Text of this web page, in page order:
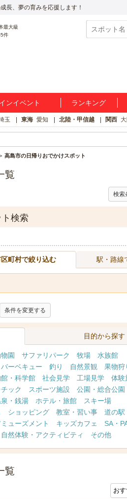
長、夢の育みを応援します！
件
ンイベント ランキング
玉 東海 愛知 北陸・甲信越 関西
高島市の日帰りおでかけスポット
覧
検索
検索
町村で絞り込む 駅・路線
条件を変更する
目的から探す
園 サファリパーク 牧場
水族館
バーベキュー 釣り 自然景観
果物狩
・科学館 社会見学 工場見学 体験
ック スポーツ施設 公園・総合公園
・銭湯 ホテル・旅館
スキー場
ショッピング 教室・習い事 道の駅
ューズメント キッズカフェ
SA・
自然体験・アクティビティ その他
覧